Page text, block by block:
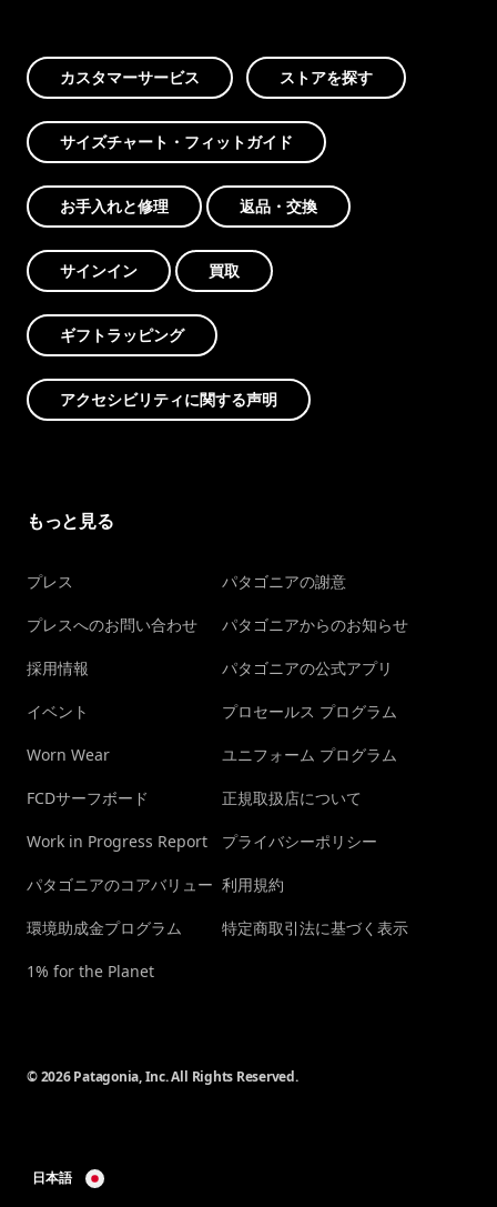
カスタマーサービス ストアを探す
サイズチャート・フィットガイド
お手入れと修理 返品・交換
サインイン 買取
ギフトラッピング
アクセシビリティに関する声明
もっと見る
プレス
プレスへのお問い合わせ
採用情報
イベント
Worn Wear
FCDサーフボード
Work in Progress Report
パタゴニアのコアバリュー
環境助成金プログラム
1% for the Planet
パタゴニアの謝意
パタゴニアからのお知らせ
パタゴニアの公式アプリ
プロセールス プログラム
ユニフォーム プログラム
正規取扱店について
プライバシーポリシー
利用規約
特定商取引法に基づく表示
© 2026 Patagonia, Inc. All Rights Reserved.
日本語